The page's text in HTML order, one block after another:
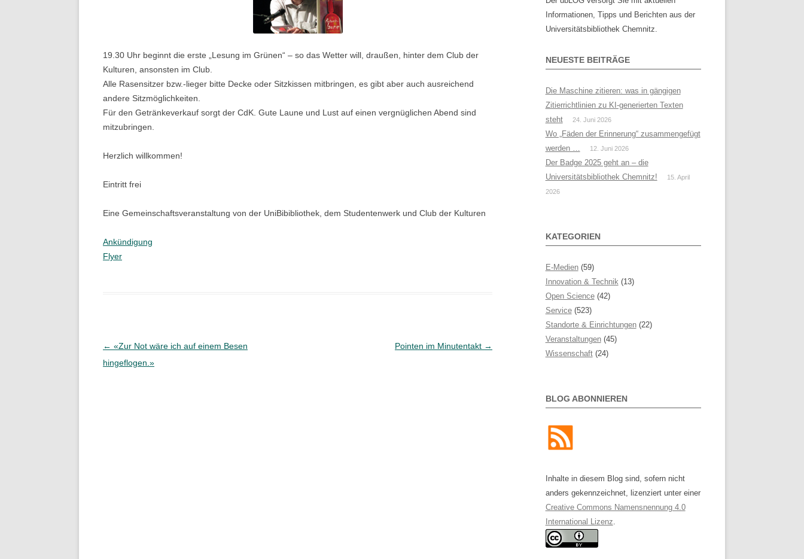
19.30 Uhr beginnt die erste „Lesung im Grünen“ – so das Wetter will, draußen, hinter dem Club der
Kulturen, ansonsten im Club.
Alle Rasensitzer bzw.-lieger bitte Decke oder Sitzkissen mitbringen, es gibt aber auch ausreichend
andere Sitzmöglichkeiten.
Für den Getränkeverkauf sorgt der CdK. Gute Laune und Lust auf einen vergnüglichen Abend sind
mitzubringen.
Herzlich willkommen!
Eintritt frei
Eine Gemeinschaftsveranstaltung von der UniBibibliothek, dem Studentenwerk und Club der Kulturen
Ankündigung
Flyer
Beitragsnavigation
← «Zur Not wäre ich auf einem Besen
hingeflogen.»
Pointen im Minutentakt →
Informationen, Tipps und Berichten aus der
Universitätsbibliothek Chemnitz.
NEUESTE BEITRÄGE
Die Maschine zitieren: was in gängigen
Zitierrichtlinien zu KI-generierten Texten
steht
24. Juni 2026
Wo „Fäden der Erinnerung“ zusammengefügt
werden …
12. Juni 2026
Der Badge 2025 geht an – die
Universitätsbibliothek Chemnitz!
15. April
2026
KATEGORIEN
E-Medien(59)
Innovation & Technik(13)
Open Science(42)
Service(523)
Standorte & Einrichtungen(22)
Veranstaltungen(45)
Wissenschaft(24)
BLOG ABONNIEREN
Inhalte in diesem Blog sind, sofern nicht
anders gekennzeichnet, lizenziert unter einer
Creative Commons Namensnennung 4.0
International Lizenz.